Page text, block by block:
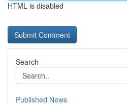
HTML is disabled
Search
Published News